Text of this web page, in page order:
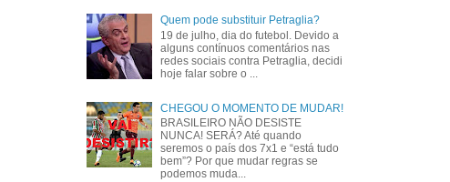
Quem pode substituir Petraglia?
19 de julho, dia do futebol. Devido a
alguns contínuos comentários nas
redes sociais contra Petraglia, decidi
hoje falar sobre o ...
CHEGOU O MOMENTO DE MUDAR!
BRASILEIRO NÃO DESISTE
NUNCA! SERÁ? Até quando
seremos o país dos 7x1 e “está tudo
bem”? Por que mudar regras se
podemos muda...